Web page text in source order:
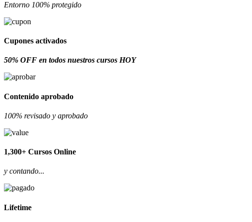
Entorno 100% protegido
Cupones activados
50% OFF en todos nuestros cursos HOY
Contenido aprobado
100% revisado y aprobado
1,300+ Cursos Online
y contando...
Lifetime